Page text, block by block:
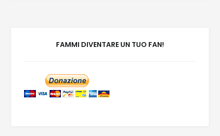
FAMMI DIVENTARE UN TUO FAN!